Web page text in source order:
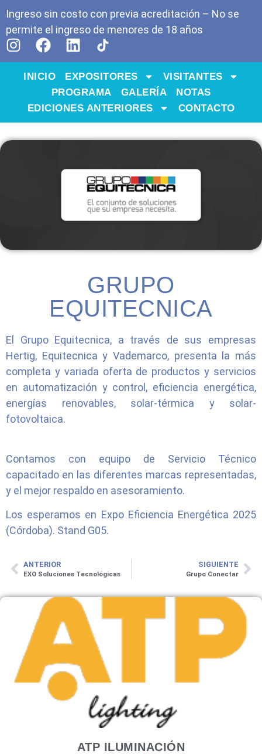
Ingreso sin costo con previa acreditación – No se
permite el ingreso de menores de 18 años
INICIO EXPOSITORES
VISITANTES
PROGRAMA
GALERÍA
NOTAS
EDICIONES ANTERIORES
CONTACTO
GRUPO
EQUITECNICA
El Grupo Equitecnica, a través de sus empresas
Hertig, Equitecnica y Vademarco, presenta la más
completa y variada oferta de productos y servicios
en automatización y control, eficiencia energética,
energías renovables, solar-térmica y solar-
fotovoltaica.
Contamos con equipo de Servicio Técnico
capacitado en las diferentes marcas representadas,
y el mejor respaldo en asesoramiento.
Los esperamos en Expo Eficiencia Energética 2025
(Córdoba). Stand G05.
ANTERIOR
EXO Soluciones Tecnológicas
SIGUIENTE
Grupo Conectar
ATP ILUMINACIÓN